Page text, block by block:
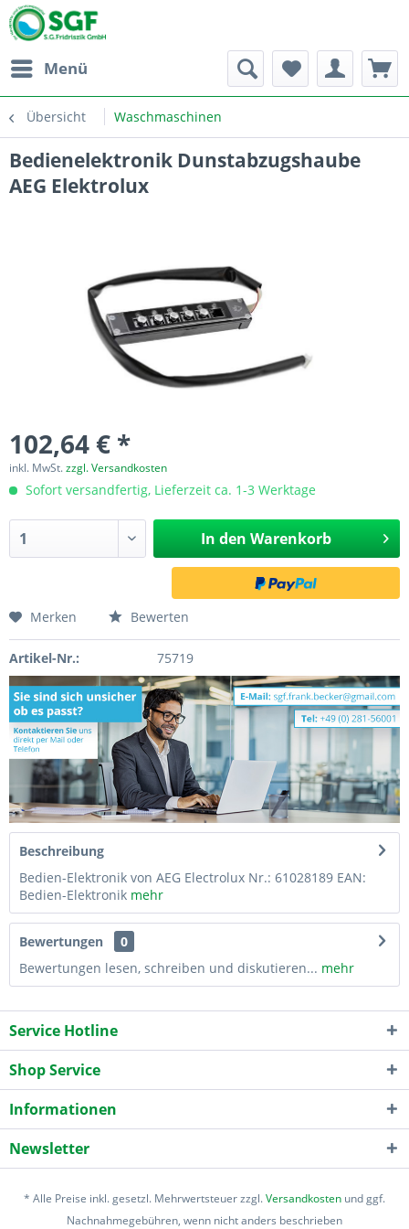
Menü
Übersicht Waschmaschinen
Bedienelektronik Dunstabzugshaube
AEG Elektrolux
102,64 € *
inkl. MwSt.zzgl. Versandkosten
Sofort versandfertig, Lieferzeit ca. 1-3 Werktage
In den Warenkorb
Merken Bewerten
Artikel-Nr.: 75719
Beschreibung
Bedien-Elektronik von AEG Electrolux Nr.: 61028189 EAN:
Bedien-Elektronik mehr
Bewertungen
0
Bewertungen lesen, schreiben und diskutieren... mehr
Service Hotline
Shop Service
Informationen
Newsletter
* Alle Preise inkl. gesetzl. Mehrwertsteuer zzgl.Versandkosten und ggf.
Nachnahmegebühren, wenn nicht anders beschrieben